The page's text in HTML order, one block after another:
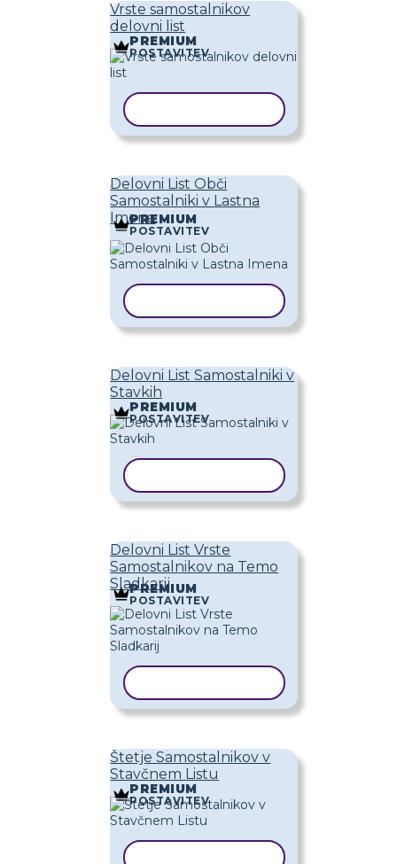
Vrste samostalnikov
delovni list
PREMIUM
POSTAVITEV
Delovni List Obči
Samostalniki v Lastna
Imena
PREMIUM
POSTAVITEV
Delovni List Samostalniki v
Stavkih
PREMIUM
POSTAVITEV
Delovni List Vrste
Samostalnikov na Temo
Sladkarij
PREMIUM
POSTAVITEV
Štetje Samostalnikov v
Stavčnem Listu
PREMIUM
POSTAVITEV